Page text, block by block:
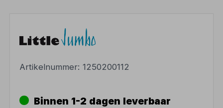
Artikelnummer:1250200112
Binnen 1-2 dagen leverbaar